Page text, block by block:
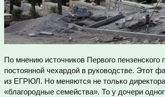
По мнению источников Первого пензенского
постоянной чехардой в руководстве. Этот
из ЕГРЮЛ. Но меняются не только
«благородные семейства». То у дочери